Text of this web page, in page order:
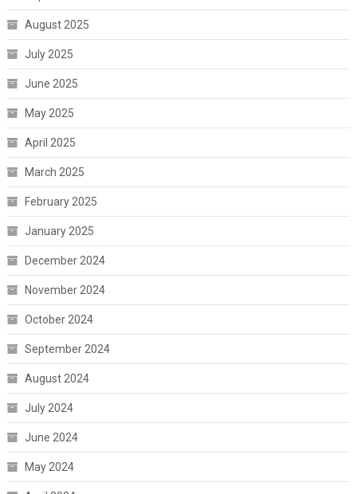
August 2025
July 2025
June 2025
May 2025
April 2025
March 2025
February 2025
January 2025
December 2024
November 2024
October 2024
September 2024
August 2024
July 2024
June 2024
May 2024